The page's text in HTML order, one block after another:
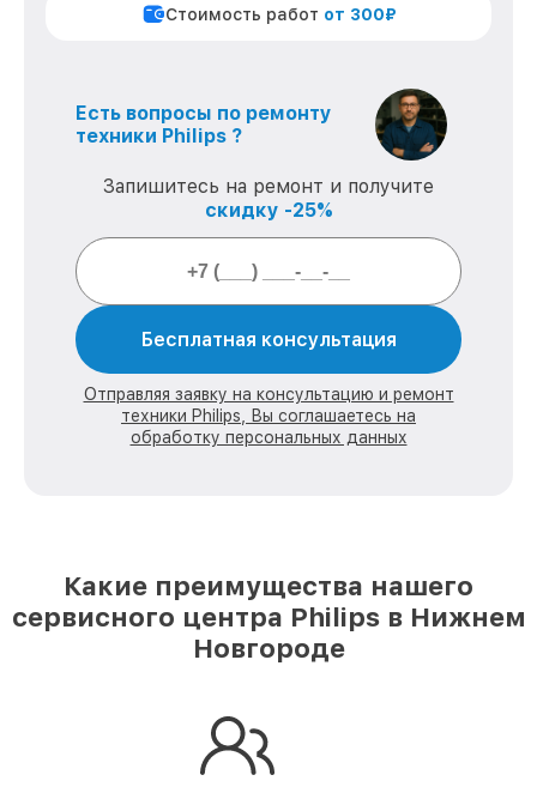
Стоимость работ от 300₽
Есть вопросы по ремонту
техники Philips ?
Запишитесь на ремонт и получите
скидку -25%
Бесплатная консультация
Отправляя заявку на консультацию и ремонт
техники Philips, Вы соглашаетесь на
обработку персональных данных
Какие преимущества нашего
сервисного центра Philips в Нижнем
Новгороде